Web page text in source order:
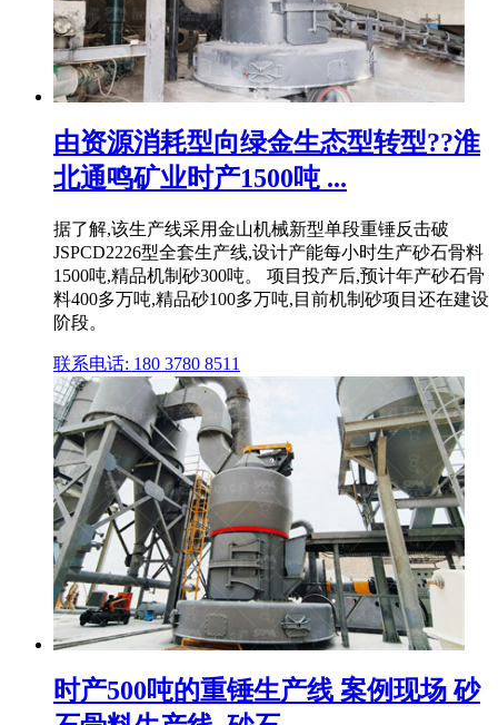
由资源消耗型向绿金生态型转型??淮
北通鸣矿业时产1500吨 ...
据了解,该生产线采用金山机械新型单段重锤反击破
JSPCD2226型全套生产线,设计产能每小时生产砂石骨料
1500吨,精品机制砂300吨。 项目投产后,预计年产砂石骨
料400多万吨,精品砂100多万吨,目前机制砂项目还在建设
阶段。
联系电话: 180 3780 8511
时产500吨的重锤生产线 案例现场 砂